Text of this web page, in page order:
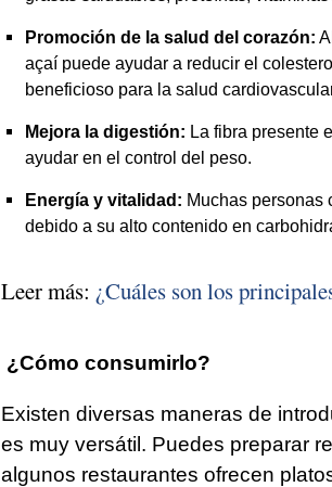
Promoción de la salud del corazón:
açaí puede ayudar a reducir el
beneficioso para la salud
Mejora la digestión: La fibra presente
ayudar en el control del peso.
Energía y vitalidad: Muchas personas
debido a su alto contenido en
Leer más: ¿Cuáles son los
¿Cómo consumirlo?
Existen diversas maneras de
es muy versátil. Puedes preparar
algunos restaurantes ofrecen